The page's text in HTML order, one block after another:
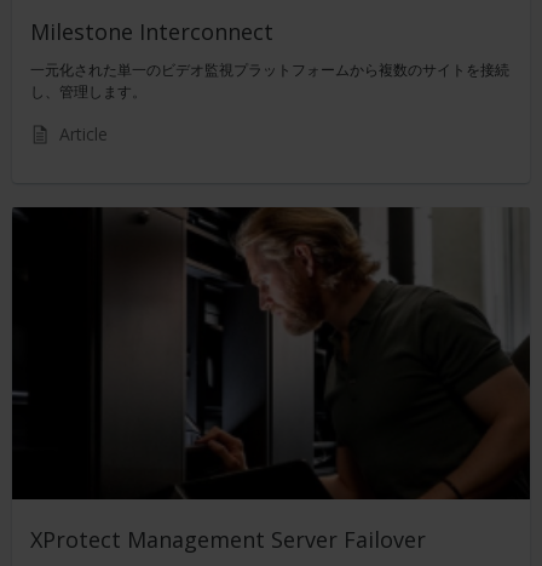
Milestone Interconnect
一元化された単一のビデオ監視プラットフォームから複数のサイトを接続
し、管理します。
Article
XProtect Management Server Failover